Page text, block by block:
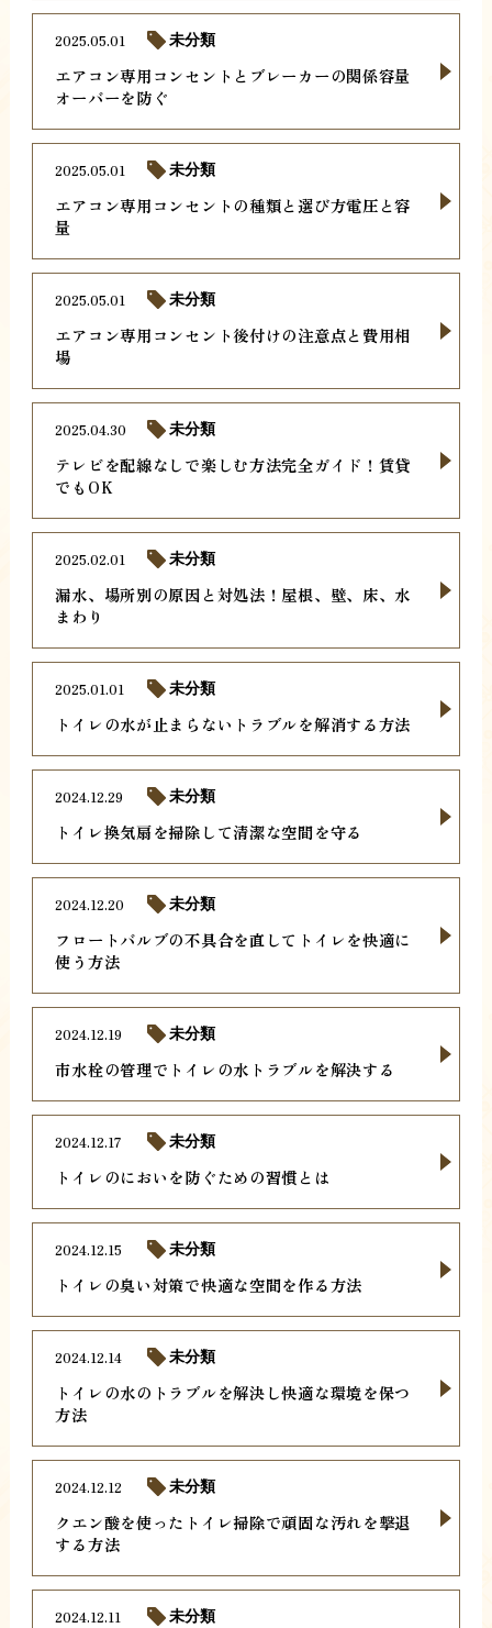
エアコン専用コンセントとブレーカーの関係容量
オーバーを防ぐ
2025.05.01 未分類
エアコン専用コンセントの種類と選び方電圧と容
量
2025.05.01 未分類
エアコン専用コンセント後付けの注意点と費用相
場
2025.05.01 未分類
テレビを配線なしで楽しむ方法完全ガイド！賃貸
でもOK
2025.04.30 未分類
漏水、場所別の原因と対処法！屋根、壁、床、水
まわり
2025.02.01 未分類
トイレの水が止まらないトラブルを解消する方法
2025.01.01 未分類
トイレ換気扇を掃除して清潔な空間を守る
2024.12.29 未分類
フロートバルブの不具合を直してトイレを快適に
使う方法
2024.12.20 未分類
市水栓の管理でトイレの水トラブルを解決する
2024.12.19 未分類
トイレのにおいを防ぐための習慣とは
2024.12.17 未分類
トイレの臭い対策で快適な空間を作る方法
2024.12.15 未分類
トイレの水のトラブルを解決し快適な環境を保つ
方法
2024.12.14 未分類
クエン酸を使ったトイレ掃除で頑固な汚れを撃退
する方法
2024.12.12 未分類
2024.12.11 未分類